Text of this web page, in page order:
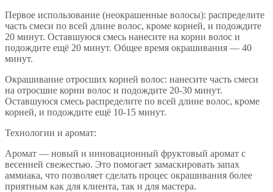
Первое использование (неокрашенные волосы): распределите
часть смеси по всей длине волос, кроме корней, и подождите
20 минут. Оставшуюся смесь нанесите на корни волос и
подождите ещё 20 минут. Общее время окрашивания — 40
минут.
Окрашивание отросших корней волос: нанесите часть смеси
на отросшие корни волос и подождите 20-30 минут.
Оставшуюся смесь распределите по всей длине волос, кроме
корней, и подождите ещё 10-15 минут.
Технологии и аромат:
Аромат — новый и инновационный фруктовый аромат с
весенней свежестью. Это помогает замаскировать запах
аммиака, что позволяет сделать процес окрашивания более
приятным как для клиента, так и для мастера.